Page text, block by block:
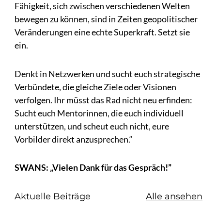
Fähigkeit, sich zwischen verschiedenen Welten
bewegen zu können, sind in Zeiten geopolitischer
Veränderungen eine echte Superkraft. Setzt sie
ein.
Denkt in Netzwerken und sucht euch strategische
Verbündete, die gleiche Ziele oder Visionen
verfolgen. Ihr müsst das Rad nicht neu erfinden:
Sucht euch Mentorinnen, die euch individuell
unterstützen, und scheut euch nicht, eure
Vorbilder direkt anzusprechen.“
SWANS: „Vielen Dank für das Gespräch!”
Aktuelle Beiträge Alle ansehen